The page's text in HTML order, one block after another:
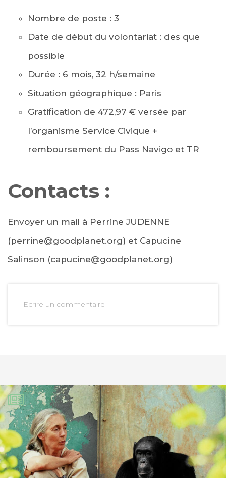
Nombre de poste : 3
Date de début du volontariat : des que
possible
Durée : 6 mois, 32 h/semaine
Situation géographique : Paris
Gratification de 472,97 € versée par
l’organisme Service Civique +
remboursement du Pass Navigo et TR
Contacts :
Envoyer un mail à Perrine JUDENNE
(perrine@goodplanet.org) et Capucine
Salinson (capucine@goodplanet.org)
Ecrire un commentaire